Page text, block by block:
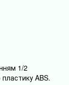
1/2
пластику ABS.